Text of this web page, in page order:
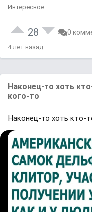
Интересное
28 0
4 лет назад
Наконец-то хоть
кого-то
Наконец-то хоть кто-